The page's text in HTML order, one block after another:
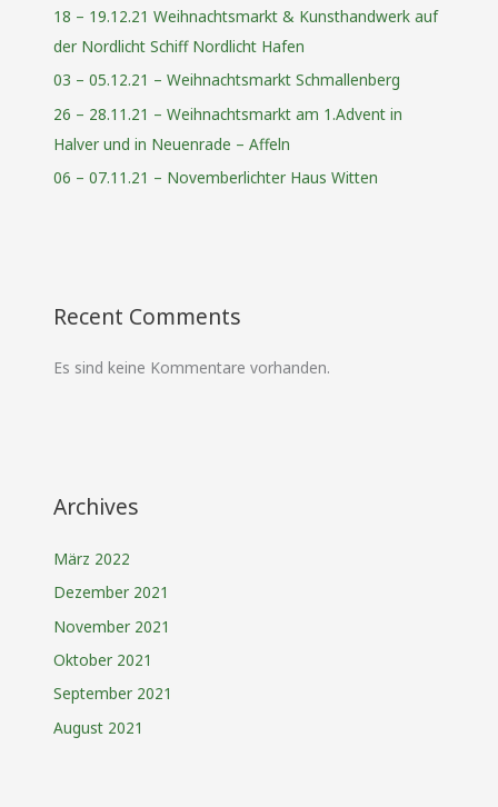
18 – 19.12.21 Weihnachtsmarkt & Kunsthandwerk auf
der Nordlicht Schiff Nordlicht Hafen
03 – 05.12.21 – Weihnachtsmarkt Schmallenberg
26 – 28.11.21 – Weihnachtsmarkt am 1.Advent in
Halver und in Neuenrade – Affeln
06 – 07.11.21 – Novemberlichter Haus Witten
Recent Comments
Es sind keine Kommentare vorhanden.
Archives
März 2022
Dezember 2021
November 2021
Oktober 2021
September 2021
August 2021